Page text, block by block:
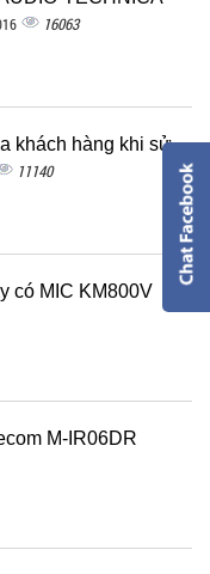
16063
khách hàng khi sử
11140
có MIC KM800V
M-IR06DR